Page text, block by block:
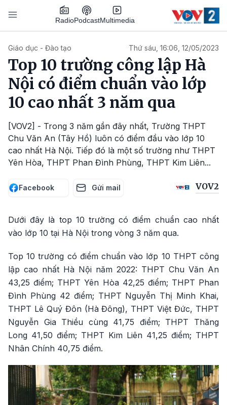
Nhảy đến nội dung
RadioPodcastMultimedia
Giáo dục - Đào tạo Thứ sáu, 16:06, 12/05/2023
Top 10 trường công lập Hà
Nội có điểm chuẩn vào lớp
10 cao nhất 3 năm qua
[VOV2] - Trong 3 năm gần đây nhất, Trường THPT
Chu Văn An (Tây Hồ) luôn có điểm đầu vào lớp 10
cao nhất Hà Nội. Tiếp đó là một số trường như THPT
Yên Hòa, THPT Phan Đình Phùng, THPT Kim Liên...
Facebook Gửi mail VOV2
Dưới đây là top 10 trường có điểm chuẩn cao nhất
vào lớp 10 tại Hà Nội trong vòng 3 năm qua.
Top 10 trường có điểm chuẩn vào lớp 10 THPT công
lập cao nhất Hà Nội năm 2022: THPT Chu Văn An
43,25 điểm; THPT Yên Hòa 42,25 điểm; THPT Phan
Đình Phùng 42 điểm; THPT Nguyễn Thị Minh Khai,
THPT Lê Quý Đôn (Hà Đông), THPT Việt Đức, THPT
Nguyễn Gia Thiều cùng 41,75 điểm; THPT Thăng
Long 41,50 điểm; THPT Kim Liên 41,25 điểm; THPT
Nhân Chính 40,75 điểm.